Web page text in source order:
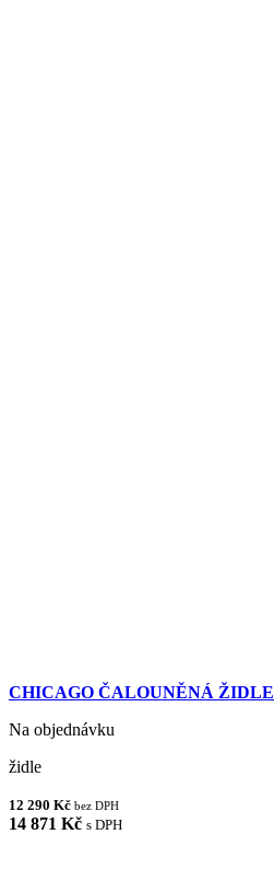
CHICAGO ČALOUNĚNÁ ŽIDLE
Na objednávku
židle
12 290 Kč bez DPH
14 871 Kč s DPH